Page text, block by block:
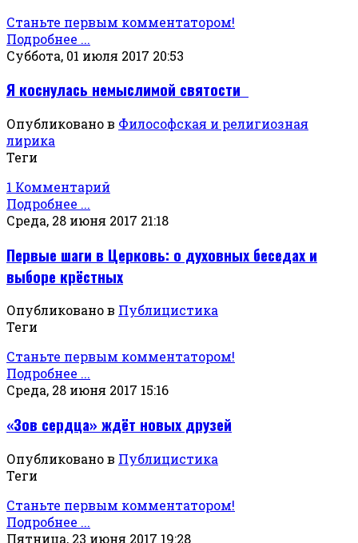
Станьте первым комментатором!
Подробнее ...
Суббота, 01 июля 2017 20:53
Я коснулась немыслимой святости
Опубликовано в Философская и религиозная
лирика
Теги
1 Комментарий
Подробнее ...
Среда, 28 июня 2017 21:18
Первые шаги в Церковь: о духовных беседах и
выборе крёстных
Опубликовано в Публицистика
Теги
Станьте первым комментатором!
Подробнее ...
Среда, 28 июня 2017 15:16
«Зов сердца» ждёт новых друзей
Опубликовано в Публицистика
Теги
Станьте первым комментатором!
Подробнее ...
Пятница, 23 июня 2017 19:28